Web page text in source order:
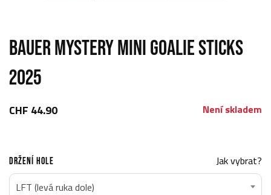
BAUER MYSTERY MINI GOALIE STICKS
2025
CHF 44.90 Není skladem
DRŽENÍ HOLE
Jak vybrat?
LFT (levá ruka dole)